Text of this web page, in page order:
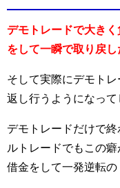
デモトレードで大き
をして一瞬で取り戻し
そして実際にデモト
返し行うようになって
デモトレードだけで
ルトレードでもこの
借金をして一発逆転の